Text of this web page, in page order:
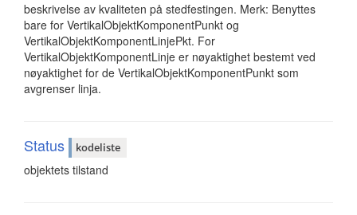
beskrivelse av kvaliteten på stedfestingen. Merk: Benyttes
bare for VertikalObjektKomponentPunkt og
VertikalObjektKomponentLinjePkt. For
VertikalObjektKomponentLinje er nøyaktighet bestemt ved
nøyaktighet for de VertikalObjektKomponentPunkt som
avgrenser linja.
Status kodeliste
objektets tilstand